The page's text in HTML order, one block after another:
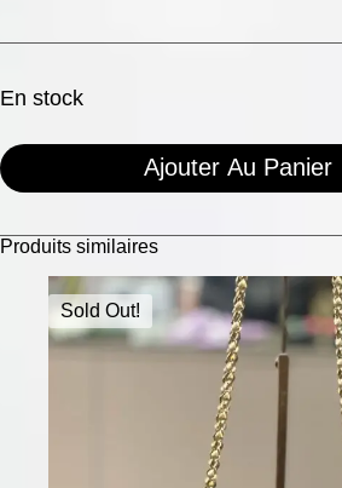
En stock
Ajouter Au Panier
Produits similaires
Sold Out!